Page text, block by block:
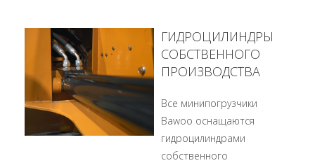
ГИДРОЦИЛИНДРЫ
СОБСТВЕННОГО
ПРОИЗВОДСТВА
Все минипогрузчики
Bawoo оснащаются
гидроцилиндрами
собственного